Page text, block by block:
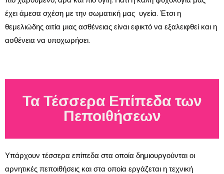
έχει άμεσα σχέση με την σωματική μας υγεία. Έτσι η
θεμελιώδης αιτία μιας ασθένειας είναι εφικτό να εξαλειφθεί και η
ασθένεια να υποχωρήσει.
Τα Τέσσερα Επίπεδα των
Πεποιθήσεων
Υπάρχουν τέσσερα επίπεδα στα οποία δημιουργούνται οι
αρνητικές πεποιθήσεις και στα οποία εργάζεται η τεχνική